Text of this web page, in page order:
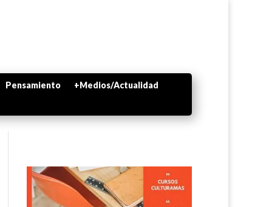
Pensamiento
+Medios/Actualidad